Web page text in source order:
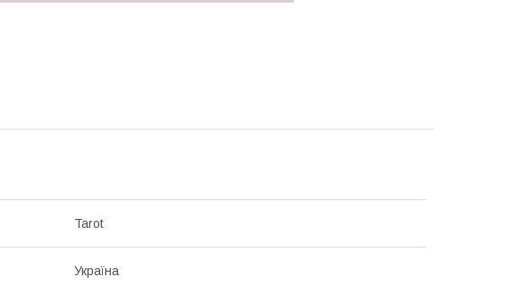
Tarot
Україна